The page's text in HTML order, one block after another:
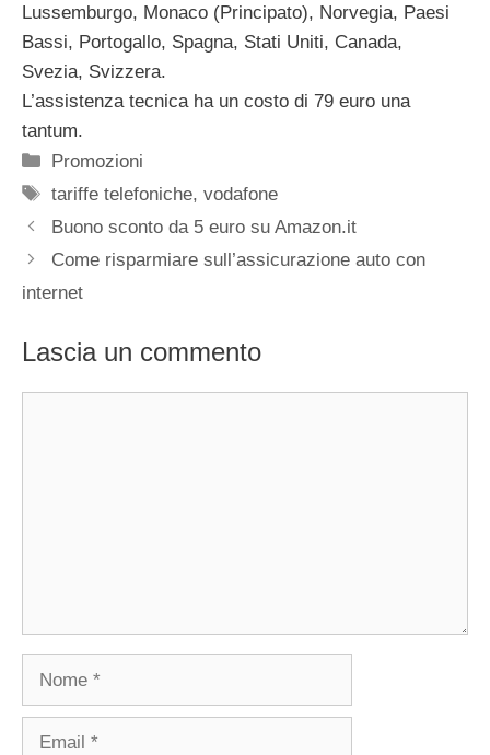
Lussemburgo, Monaco (Principato), Norvegia, Paesi
Bassi, Portogallo, Spagna, Stati Uniti, Canada,
Svezia, Svizzera.
L’assistenza tecnica ha un costo di 79 euro una
tantum.
Categorie
Promozioni
Tag
tariffe telefoniche,vodafone
Buono sconto da 5 euro su Amazon.it
Come risparmiare sull’assicurazione auto con
internet
Lascia un commento
Nome
Email